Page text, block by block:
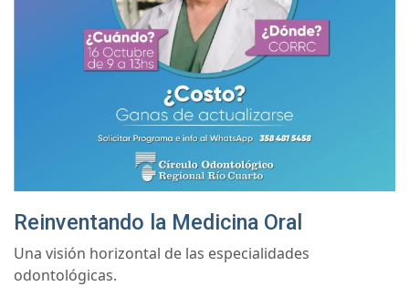
Reinventando la Medicina Oral
Una visión horizontal de las especialidades
odontológicas.